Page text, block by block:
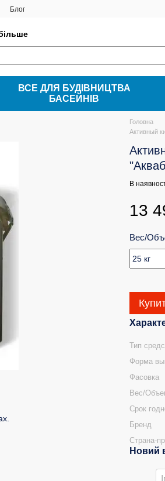
Блог
ВСЕ ДЛЯ БУДІВНИЦТВА
БАСЕЙНІВ
Головна
Активный
В
13
Вес/
Тип
Форма
Фасовка
Вес/
Срок
Бренд
Страна-
Новий